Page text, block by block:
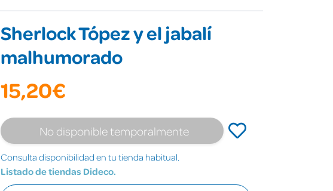
Sherlock Tópez y el jabalí
malhumorado
15,20€
No disponible temporalmente
Consulta disponibilidad en tu tienda habitual.
Listado de tiendas Dideco.